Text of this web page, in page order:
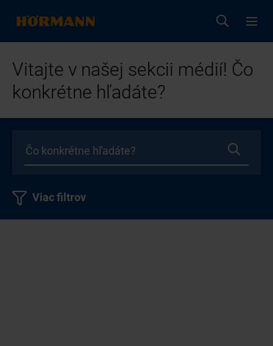
Vitajte v našej sekcii médií! Čo
konkrétne hľadáte?
Viac filtrov